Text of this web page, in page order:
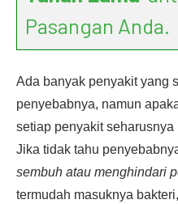
Pasangan Anda.
Ada banyak penyakit yang
penyebabnya, namun
setiap penyakit
Jika tidak tahu
sembuh atau menghindari
termudah masuknya